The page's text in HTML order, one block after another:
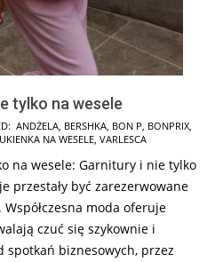
tylko na wesele
ANDŻELA, BERSHKA, BON P, BONPRIX,
NA WESELE, VARLESCA
na wesele: Garnitury i nie tylko
przestały być zarezerwowane
moda oferuje
czuć się szykownie i
spotkań biznesowych, przez